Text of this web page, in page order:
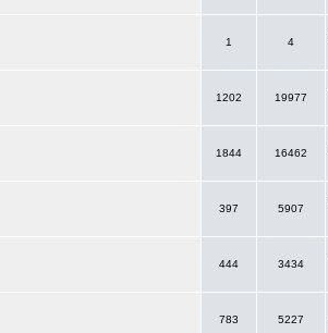
1 4
1202 19977
1844 16462
397 5907
444 3434
783 5227